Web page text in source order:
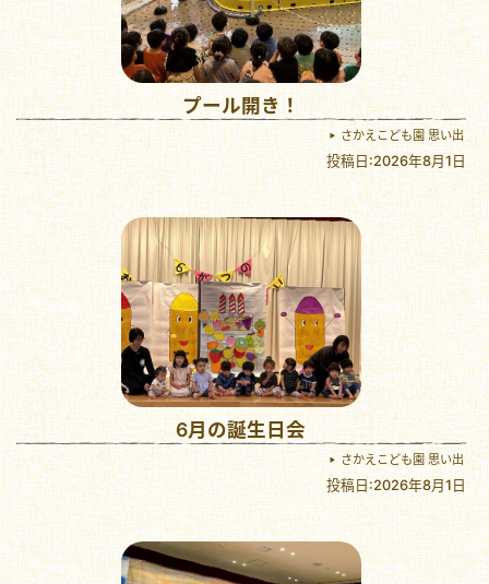
プール開き！
さかえこども園 思い出
投稿日:2026年8月1日
6月の誕生日会
さかえこども園 思い出
投稿日:2026年8月1日